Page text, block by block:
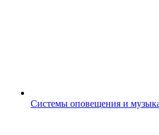
Системы оповещения и